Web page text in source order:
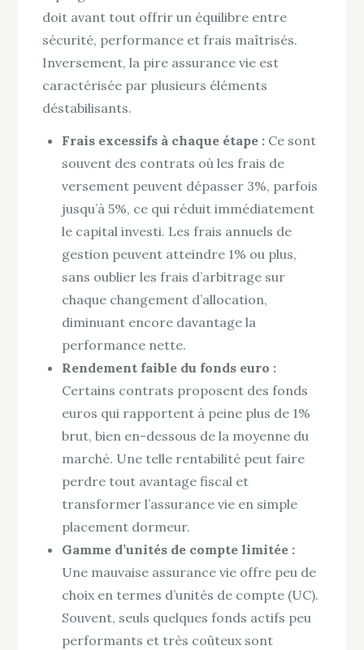
doit avant tout offrir un équilibre entre
sécurité, performance et frais maîtrisés.
Inversement, la pire assurance vie est
caractérisée par plusieurs éléments
déstabilisants.
Frais excessifs à chaque étape : Ce sont
souvent des contrats où les frais de
versement peuvent dépasser 3%, parfois
jusqu’à 5%, ce qui réduit immédiatement
le capital investi. Les frais annuels de
gestion peuvent atteindre 1% ou plus,
sans oublier les frais d’arbitrage sur
chaque changement d’allocation,
diminuant encore davantage la
performance nette.
Rendement faible du fonds euro :
Certains contrats proposent des fonds
euros qui rapportent à peine plus de 1%
brut, bien en-dessous de la moyenne du
marché. Une telle rentabilité peut faire
perdre tout avantage fiscal et
transformer l’assurance vie en simple
placement dormeur.
Gamme d’unités de compte limitée :
Une mauvaise assurance vie offre peu de
choix en termes d’unités de compte (UC).
Souvent, seuls quelques fonds actifs peu
performants et très coûteux sont